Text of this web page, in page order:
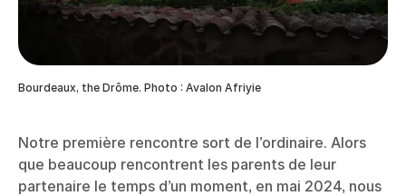
Bourdeaux, the Drôme. Photo : Avalon Afriyie
Notre première rencontre sort de l’ordinaire. Alors
que beaucoup rencontrent les parents de leur
partenaire le temps d’un moment, en mai 2024, nous